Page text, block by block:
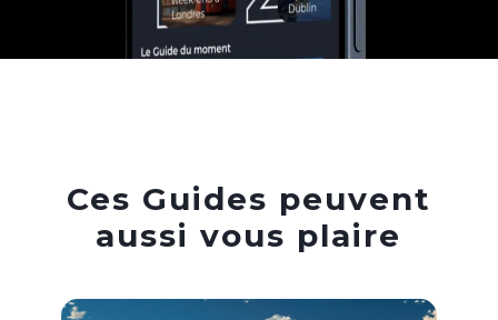
Ces Guides peuvent
aussi vous plaire